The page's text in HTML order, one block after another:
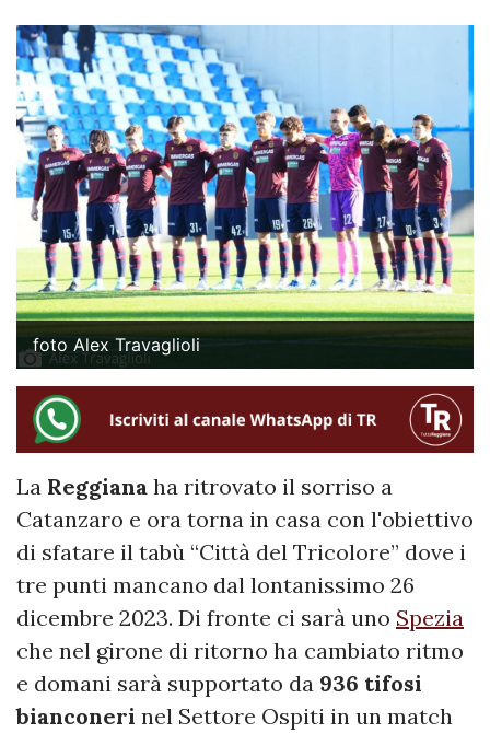
foto Alex Travaglioli
La Reggiana ha ritrovato il sorriso a
Catanzaro e ora torna in casa con l'obiettivo
di sfatare il tabù “Città del Tricolore” dove i
tre punti mancano dal lontanissimo 26
dicembre 2023. Di fronte ci sarà uno Spezia
che nel girone di ritorno ha cambiato ritmo
e domani sarà supportato da 936 tifosi
bianconeri nel Settore Ospiti in un match